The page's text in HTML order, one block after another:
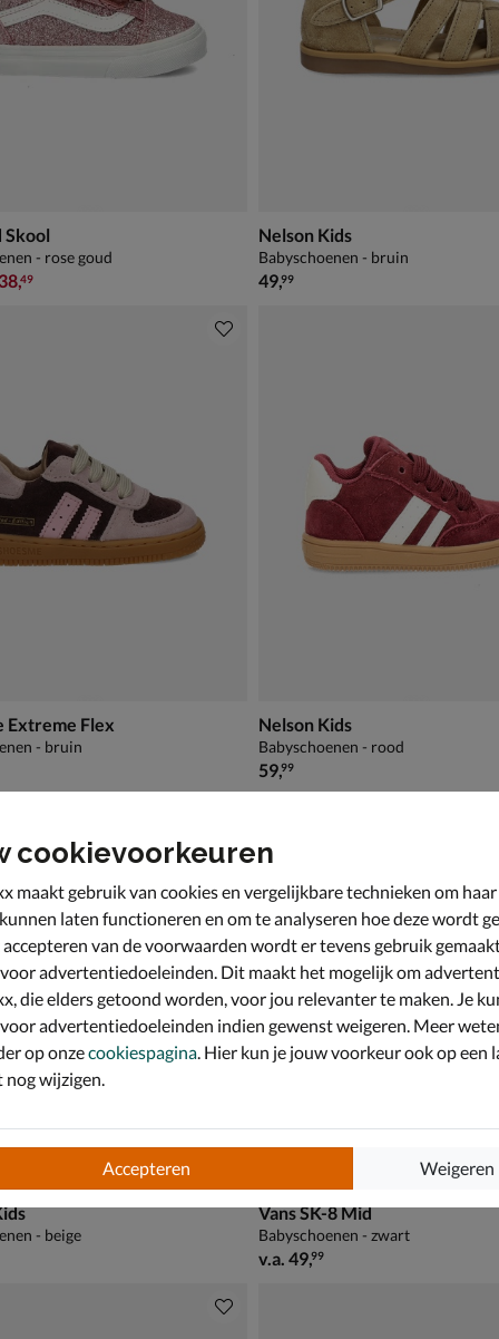
Skool
- rose goud
vanaf € 38,49
38,49
Nelson Kids
Babyschoenen - bruin
€ 49,99
49,99
Extreme Flex
- bruin
Nelson Kids
Babyschoenen - rood
€ 59,99
59,99
- beige
Vans SK-8 Mid
Babyschoenen - zwart
vanaf € 49,99
v.a. 49,99
cookievoorkeuren
maakt gebruik van cookies en vergelijkbare technieken om
laten functioneren en om te analyseren hoe deze wordt
van de voorwaarden wordt er tevens gebruik
advertentiedoeleinden. Dit maakt het mogelijk om
die elders getoond worden, voor jou relevanter te maken. Je
advertentiedoeleinden indien gewenst weigeren. Meer
op onzecookiespagina . Hier kun je jouw voorkeur ook op een
wijzigen.
Accepteren Weigeren